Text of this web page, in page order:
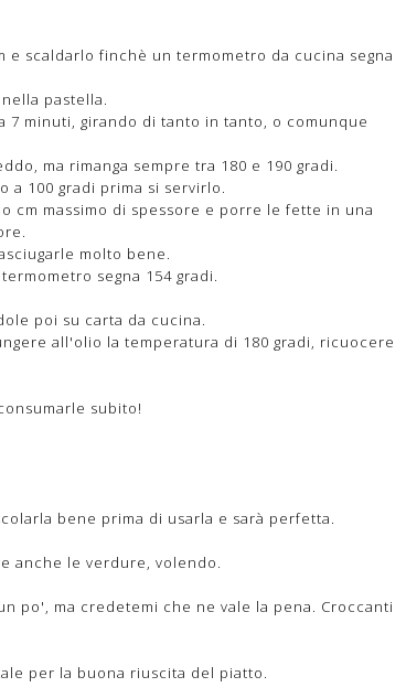
scaldarlo finchè un termometro da cucina segna
pastella.
minuti, girando di tanto in tanto, o comunque
ma rimanga sempre tra 180 e 190 gradi.
100 gradi prima si servirlo.
cm massimo di spessore e porre le fette in una
molto bene.
segna 154 gradi.
poi su carta da cucina.
all'olio la temperatura di 180 gradi, ricuocere
subito!
bene prima di usarla e sarà perfetta.
anche le verdure, volendo.
po', ma credetemi che ne vale la pena. Croccanti
per la buona riuscita del piatto.